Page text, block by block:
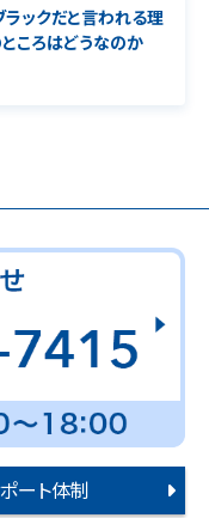
ックだと言われる理
ころはどうなのか
ート体制